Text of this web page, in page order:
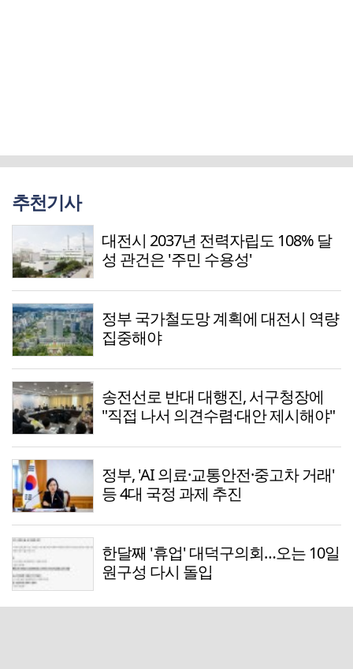
추천기사
대전시 2037년 전력자립도 108% 달
성 관건은 '주민 수용성'
정부 국가철도망 계획에 대전시 역량
집중해야
송전선로 반대 대행진, 서구청장에
"직접 나서 의견수렴·대안 제시해야"
정부, 'AI 의료·교통안전·중고차 거래'
등 4대 국정 과제 추진
한달째 '휴업' 대덕구의회…오는 10일
원구성 다시 돌입